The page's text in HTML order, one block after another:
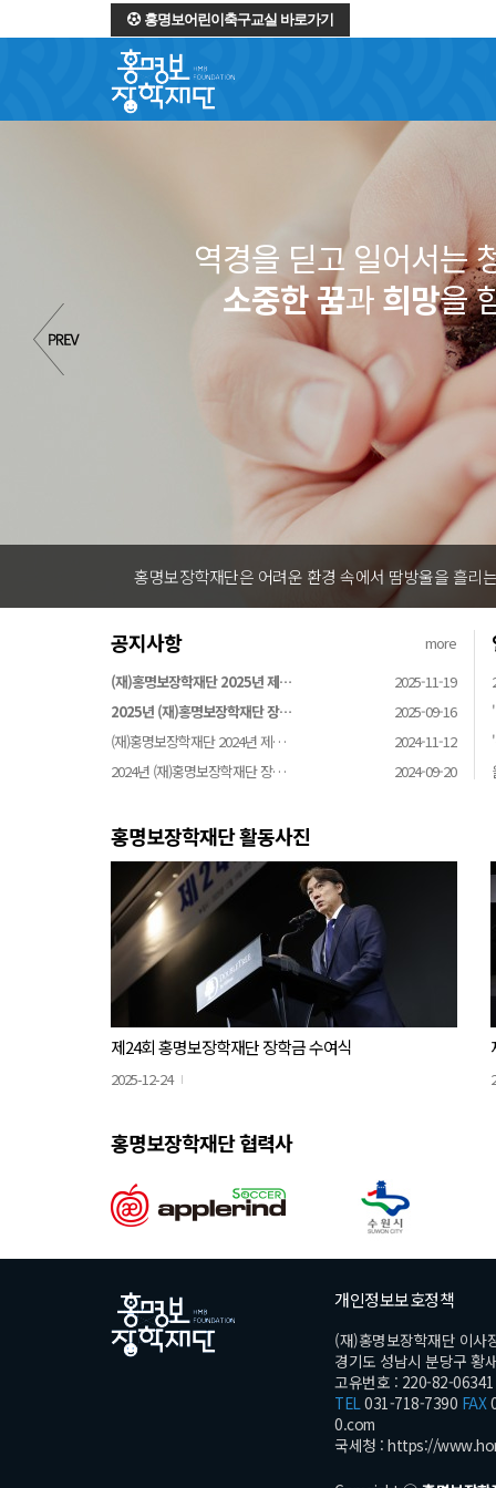
홍명보어린이축구교실 바로가기
역경을 딛고 일어서는
소중한 꿈과희망을
홍명보장학재단은 어려운 환경 속에서 땀방울을 흘리
공지사항
more
(재)홍명보장학재단 2025년 제…
2025-11-19
2025년 (재)홍명보장학재단 장…
2025-09-16
(재)홍명보장학재단 2024년 제…
2024-11-12
2024년 (재)홍명보장학재단 장…
2024-09-20
홍명보장학재단 활동사진
제24회 홍명보장학재단 장학금 수여식
2025-12-24
홍명보장학재단 협력사
개인정보보호정책
(재)홍명보장학재단 이사
경기도 성남시 분당구 황
고유번호 : 220-82-06341
TEL031-718-7390 FAX
0.com
국세청 : https://